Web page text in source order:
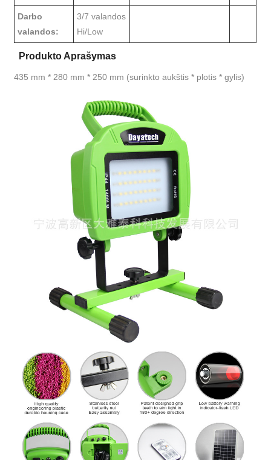
Darbo
valandos:
3/7 valandos
Hi/Low
Produkto Aprašymas
435 mm * 280 mm * 250 mm (surinkto aukštis * plotis * gylis)